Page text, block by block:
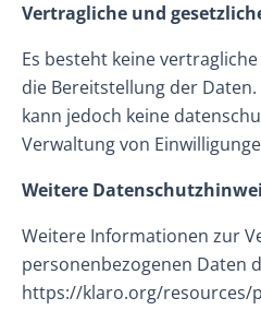
Vertragliche und
Es besteht keine
die Bereitstellung der
kann jedoch keine
Verwaltung von
Weitere
Weitere Informationen zur
personenbezogenen Daten
https://klaro.org/resources/